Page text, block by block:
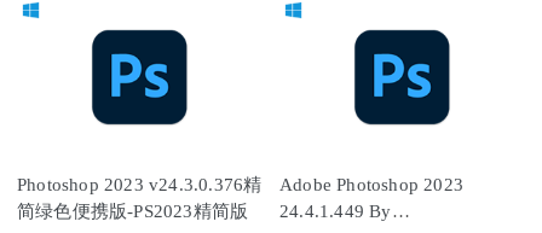
Photoshop 2023 v24.3.0.376精
简绿色便携版-PS2023精简版
Adobe Photoshop 2023
24.4.1.449 By